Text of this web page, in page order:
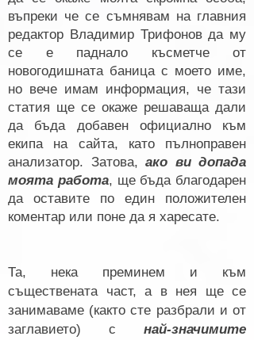
въпреки че се съмнявам на главния
редактор Владимир Трифонов да му
се е паднало късметче от
новогодишната баница с моето име,
но вече имам информация, че тази
статия ще се окаже решаваща дали
да бъда добавен официално към
екипа на сайта, като пълноправен
анализатор. Затова, ако ви допада
моята работа, ще бъда благодарен
да оставите по един положителен
коментар или поне да я харесате.
Та, нека преминем и към
съществената част, а в нея ще се
занимаваме (както сте разбрали и от
заглавието) с най-значимите